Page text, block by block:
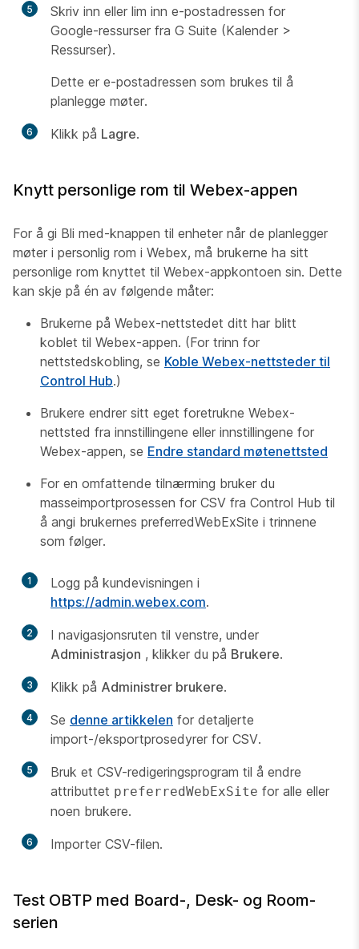
5
Skriv inn eller lim inn e-postadressen for
Google-ressurser fra G Suite (Kalender >
Ressurser).
Dette er e-postadressen som brukes til å
planlegge møter.
6 Klikk på Lagre.
Knytt personlige rom til Webex-appen
For å gi Bli med-knappen til enheter når de planlegger
møter i personlig rom i Webex, må brukerne ha sitt
personlige rom knyttet til Webex-appkontoen sin. Dette
kan skje på én av følgende måter:
Brukerne på Webex-nettstedet ditt har blitt
koblet til Webex-appen. (For trinn for
nettstedskobling, se Koble Webex-nettsteder til
Control Hub.)
Brukere endrer sitt eget foretrukne Webex-
nettsted fra innstillingene eller innstillingene for
Webex-appen, se Endre standard møtenettsted
For en omfattende tilnærming bruker du
masseimportprosessen for CSV fra Control Hub til
å angi brukernes preferredWebExSite i trinnene
som følger.
1
Logg på kundevisningen i
https://admin.webex.com.
2
I navigasjonsruten til venstre, under
Administrasjon , klikker du på Brukere.
3 Klikk på Administrer brukere.
4 Se denne artikkelen for detaljerte
import-/eksportprosedyrer for CSV.
5
Bruk et CSV-redigeringsprogram til å endre
attributtet preferredWebExSite for alle eller
noen brukere.
6 Importer CSV-filen.
Test OBTP med Board-, Desk- og Room-
serien